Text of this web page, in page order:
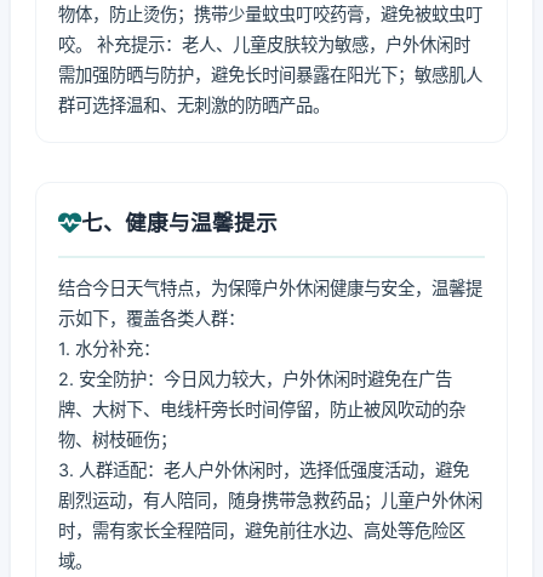
物体，防止烫伤；携带少量蚊虫叮咬药膏，避免被蚊虫叮
咬。 补充提示：老人、儿童皮肤较为敏感，户外休闲时
需加强防晒与防护，避免长时间暴露在阳光下；敏感肌人
群可选择温和、无刺激的防晒产品。
七、健康与温馨提示
结合今日天气特点，为保障户外休闲健康与安全，温馨提
示如下，覆盖各类人群：
1. 水分补充：
2. 安全防护：今日风力较大，户外休闲时避免在广告
牌、大树下、电线杆旁长时间停留，防止被风吹动的杂
物、树枝砸伤；
3. 人群适配：老人户外休闲时，选择低强度活动，避免
剧烈运动，有人陪同，随身携带急救药品；儿童户外休闲
时，需有家长全程陪同，避免前往水边、高处等危险区
域。